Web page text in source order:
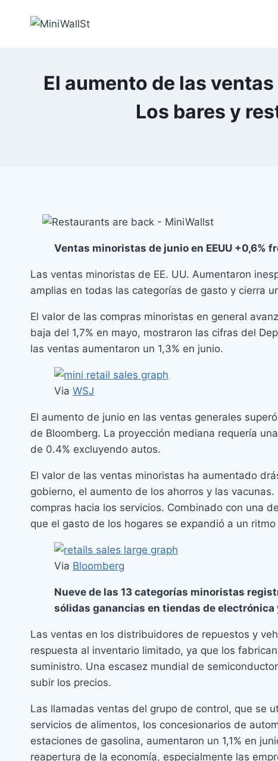
El aumento de las
Los bares y
Ventas minoristas de junio en EEUU +0,6%
Las ventas minoristas de EE. UU. Aumentaron
amplias en todas las categorías de gasto y cierra
El valor de las compras minoristas en general
baja del 1,7% en mayo, mostraron las cifras del
las ventas aumentaron un 1,3% en junio.
Via WSJ
El aumento de junio en las ventas generales
de Bloomberg. La proyección mediana requería
de 0.4% excluyendo autos.
El valor de las ventas minoristas ha aumentado
gobierno, el aumento de los ahorros y las
compras hacia los servicios. Combinado con una
que el gasto de los hogares se expandió a un
Via Bloomberg
Nueve de las 13 categorías minoristas
sólidas ganancias en tiendas de
Las ventas en los distribuidores de repuestos y
respuesta al inventario limitado, ya que los
suministro. Una escasez mundial de
subir los precios.
Las llamadas ventas del grupo de control, que se
servicios de alimentos, los concesionarios de
estaciones de gasolina, aumentaron un 1,1% en
reapertura de la economía, especialmente las